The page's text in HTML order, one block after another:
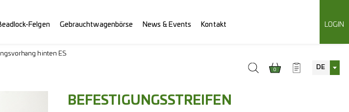
Felgen Gebrauchtwagenbörse News & Events Kontakt LOGIN
0 DE
hinten ES
BEFESTIGUNGSSTREIFEN